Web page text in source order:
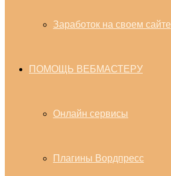
Заработок на своем сайте
ПОМОЩЬ ВЕБМАСТЕРУ
Онлайн сервисы
Плагины Вордпресс